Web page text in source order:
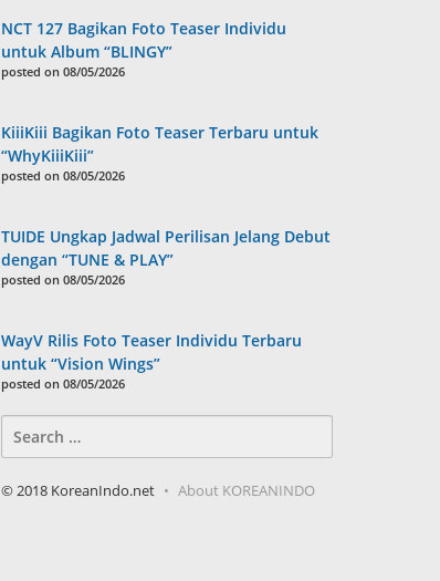
NCT 127 Bagikan Foto Teaser Individu
untuk Album “BLINGY”
posted on 08/05/2026
KiiiKiii Bagikan Foto Teaser Terbaru untuk
“WhyKiiiKiii”
posted on 08/05/2026
TUIDE Ungkap Jadwal Perilisan Jelang Debut
dengan “TUNE & PLAY”
posted on 08/05/2026
WayV Rilis Foto Teaser Individu Terbaru
untuk “Vision Wings”
posted on 08/05/2026
for:
© 2018 KoreanIndo.net About KOREANINDO